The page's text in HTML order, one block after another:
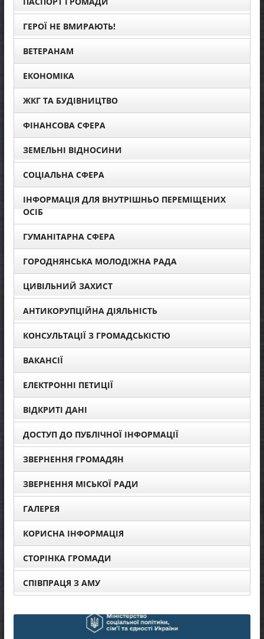
ГЕРОЇ НЕ ВМИРАЮТЬ!
ВЕТЕРАНАМ
ЕКОНОМІКА
ЖКГ ТА БУДІВНИЦТВО
ФІНАНСОВА СФЕРА
ЗЕМЕЛЬНІ ВІДНОСИНИ
СОЦІАЛЬНА СФЕРА
ІНФОРМАЦІЯ ДЛЯ ВНУТРІШНЬО ПЕРЕМІЩЕНИХ
ОСІБ
ГУМАНІТАРНА СФЕРА
ГОРОДНЯНСЬКА МОЛОДІЖНА РАДА
ЦИВІЛЬНИЙ ЗАХИСТ
АНТИКОРУПЦІЙНА ДІЯЛЬНІСТЬ
КОНСУЛЬТАЦІЇ З ГРОМАДСЬКІСТЮ
ВАКАНСІЇ
ЕЛЕКТРОННІ ПЕТИЦІЇ
ВІДКРИТІ ДАНІ
ДОСТУП ДО ПУБЛІЧНОЇ ІНФОРМАЦІЇ
ЗВЕРНЕННЯ ГРОМАДЯН
ЗВЕРНЕННЯ МІСЬКОЇ РАДИ
ГАЛЕРЕЯ
КОРИСНА ІНФОРМАЦІЯ
СТОРІНКА ГРОМАДИ
СПІВПРАЦЯ З АМУ